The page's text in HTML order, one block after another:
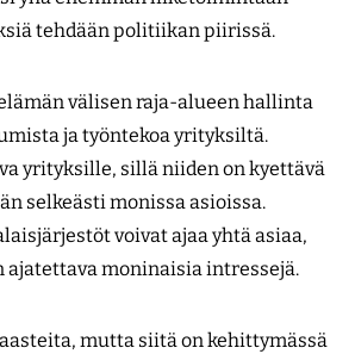
tehdään politiikan piirissä.
välisen raja-alueen hallinta
ja työntekoa yrityksiltä.
yrityksille, sillä niiden on kyettävä
selkeästi monissa asioissa.
voivat ajaa yhtä asiaa,
ajatettava moninaisia intressejä.
mutta siitä on kehittymässä